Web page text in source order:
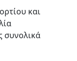
και
συνολικά